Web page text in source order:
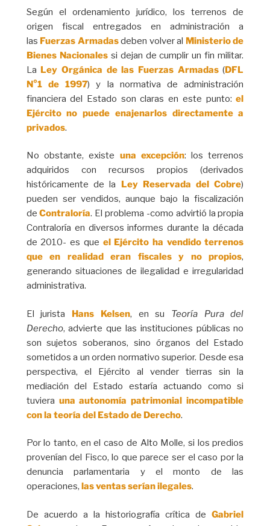
Según el ordenamiento jurídico, los terrenos de
origen fiscal entregados en administración a
las Fuerzas Armadasdeben volver al Ministerio de
Bienes Nacionalessi dejan de cumplir un fin militar.
La Ley Orgánica de las Fuerzas Armadas(DFL
N°1 de 1997) y la normativa de administración
financiera del Estado son claras en este punto:el
Ejército no puede enajenarlos directamente a
privados.
No obstante, existe una excepción: los terrenos
adquiridos con recursos propios (derivados
históricamente de la Ley Reservada del Cobre)
pueden ser vendidos, aunque bajo la fiscalización
deContraloría. El problema -como advirtió la propia
Contraloría en diversos informes durante la década
de 2010- es que el Ejército ha vendido terrenos
que en realidad eran fiscales y no propios,
generando situaciones de ilegalidad e irregularidad
administrativa.
El jurista Hans Kelsen, en su Teoría Pura del
Derecho, advierte que las instituciones públicas no
son sujetos soberanos, sino órganos del Estado
sometidos a un orden normativo superior. Desde esa
perspectiva, el Ejército al vender tierras sin la
mediación del Estado estaría actuando como si
tuviera una autonomía patrimonial incompatible
con la teoría del Estado de Derecho.
Por lo tanto, en el caso de Alto Molle, si los predios
provenían del Fisco, lo que parece ser el caso por la
denuncia parlamentaria y el monto de las
operaciones, las ventas serían ilegales.
De acuerdo a la historiografía crítica deGabriel